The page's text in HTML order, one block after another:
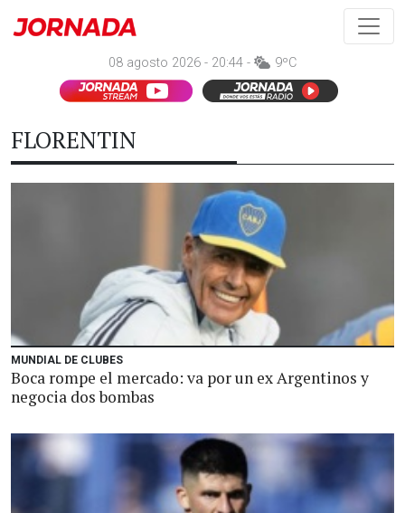
08 agosto 2026 - 20:44 - 9ºC
FLORENTIN
MUNDIAL DE CLUBES
Boca rompe el mercado: va por un ex Argentinos y
negocia dos bombas